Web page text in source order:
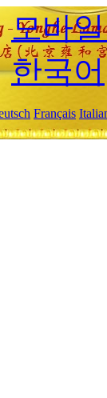
모바
한국어
Français